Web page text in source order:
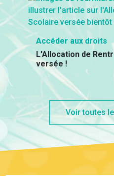
Accéder aux droits
L'Allocation de
versée !
Voir toutes